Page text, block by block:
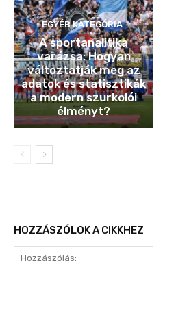
EGYÉB KATEGÓRIA
A sportanalitika
varázsa: Hogyan
változtatják meg az
adatok és statisztikák
a modern szurkolói
élményt?
HOZZÁSZÓLOK A CIKKHEZ